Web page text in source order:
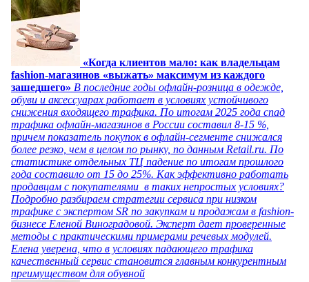
«Когда клиентов мало: как владельцам
fashion-магазинов «выжать» максимум из каждого
зашедшего» В последние годы офлайн-розница в одежде,
обуви и аксессуарах работает в условиях устойчивого
снижения входящего трафика. По итогам 2025 года спад
трафика офлайн-магазинов в России составил 8-15 %,
причем показатель покупок в офлайн-сегменте снижался
более резко, чем в целом по рынку, по данным Retail.ru. По
статистике отдельных ТЦ падение по итогам прошлого
года составило от 15 до 25%. Как эффективно работать
продавцам с покупателями в таких непростых условиях?
Подробно разбираем стратегии сервиса при низком
трафике с экспертом SR по закупкам и продажам в fashion-
бизнесе Еленой Виноградовой. Эксперт дает проверенные
методы с практическими примерами речевых модулей.
Елена уверена, что в условиях падающего трафика
качественный сервис становится главным конкурентным
преимуществом для обувной